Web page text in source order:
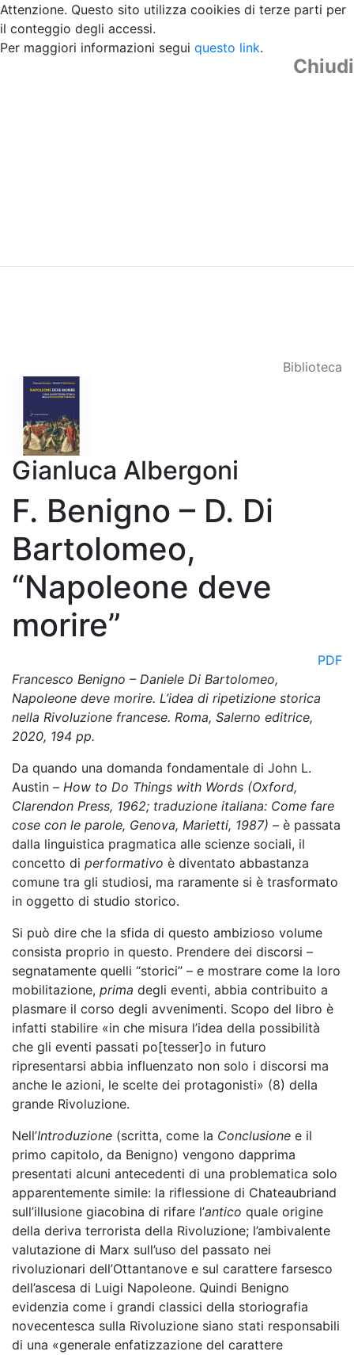
Attenzione. Questo sito utilizza cooikies di terze parti per
il conteggio degli accessi.
Per maggiori informazioni segui questo link.
Chiudi
Biblioteca
Gianluca Albergoni
F. Benigno – D. Di
Bartolomeo,
“Napoleone deve
morire”
PDF
Francesco Benigno – Daniele Di Bartolomeo,
Napoleone deve morire. L’idea di ripetizione storica
nella Rivoluzione francese. Roma, Salerno editrice,
2020, 194 pp.
Da quando una domanda fondamentale di John L.
Austin – How to Do Things with Words (Oxford,
Clarendon Press, 1962; traduzione italiana: Come fare
cose con le parole, Genova, Marietti, 1987) – è passata
dalla linguistica pragmatica alle scienze sociali, il
concetto di performativo è diventato abbastanza
comune tra gli studiosi, ma raramente si è trasformato
in oggetto di studio storico.
Si può dire che la sfida di questo ambizioso volume
consista proprio in questo. Prendere dei discorsi –
segnatamente quelli “storici” – e mostrare come la loro
mobilitazione, prima degli eventi, abbia contribuito a
plasmare il corso degli avvenimenti. Scopo del libro è
infatti stabilire «in che misura l’idea della possibilità
che gli eventi passati po[tesser]o in futuro
ripresentarsi abbia influenzato non solo i discorsi ma
anche le azioni, le scelte dei protagonisti» (8) della
grande Rivoluzione.
Nell’Introduzione (scritta, come la Conclusione e il
primo capitolo, da Benigno) vengono dapprima
presentati alcuni antecedenti di una problematica solo
apparentemente simile: la riflessione di Chateaubriand
sull’illusione giacobina di rifare l’antico quale origine
della deriva terrorista della Rivoluzione; l’ambivalente
valutazione di Marx sull’uso del passato nei
rivoluzionari dell’Ottantanove e sul carattere farsesco
dell’ascesa di Luigi Napoleone. Quindi Benigno
evidenzia come i grandi classici della storiografia
novecentesca sulla Rivoluzione siano stati responsabili
di una «generale enfatizzazione del carattere